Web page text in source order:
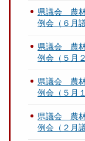
県議会 農林
例会（６月
県議会 農林
例会（５月
県議会 農林
例会（５月
県議会 農林
例会（２月